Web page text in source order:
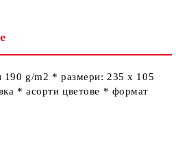
на работния ден.
190 g/m2 * размери: 235 х 105
* асорти цветове * формат